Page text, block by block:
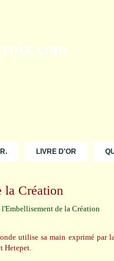
LIVRE D'OR
la Création
utilise sa main exprimé par
Hetepet.